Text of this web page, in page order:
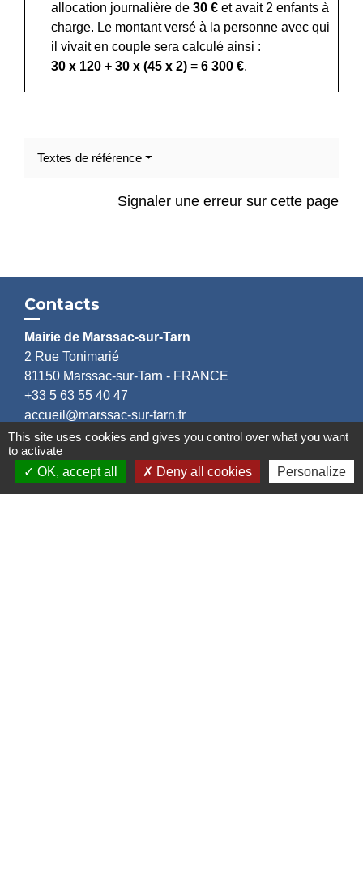
allocation journalière de 30 € et avait 2 enfants à
charge. Le montant versé à la personne avec qui
il vivait en couple sera calculé ainsi :
30 x 120 + 30 x (45 x 2) = 6 300 €.
Textes de référence
Signaler une erreur sur cette page
Contacts
Mairie de Marssac-sur-Tarn
2 Rue Tonimarié
81150 Marssac-sur-Tarn - FRANCE
+33 5 63 55 40 47
accueil@marssac-sur-tarn.fr
Lien vers les HORAIRES et CONTACTS
de chaque service
This site uses cookies and gives you control over what you want
to activate
OK, accept all
Deny all cookies Personalize